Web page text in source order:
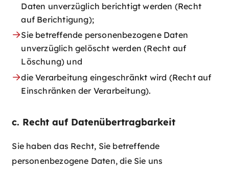
Daten unverzüglich berichtigt werden (Recht
auf Berichtigung);
Sie betreffende personenbezogene Daten
unverzüglich gelöscht werden (Recht auf
Löschung) und
die Verarbeitung eingeschränkt wird (Recht auf
Einschränken der Verarbeitung).
c. Recht auf Datenübertragbarkeit
Sie haben das Recht, Sie betreffende
personenbezogene Daten, die Sie uns